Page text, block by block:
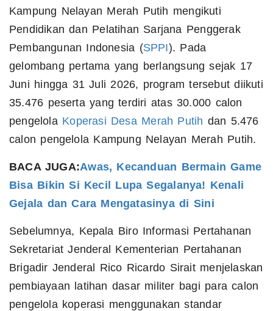
Kampung Nelayan Merah Putih mengikuti
Pendidikan dan Pelatihan Sarjana Penggerak
Pembangunan Indonesia (SPPI). Pada
gelombang pertama yang berlangsung sejak 17
Juni hingga 31 Juli 2026, program tersebut diikuti
35.476 peserta yang terdiri atas 30.000 calon
pengelola Koperasi Desa Merah Putih dan 5.476
calon pengelola Kampung Nelayan Merah Putih.
BACA JUGA:Awas, Kecanduan Bermain Game
Bisa Bikin Si Kecil Lupa Segalanya! Kenali
Gejala dan Cara Mengatasinya di Sini
Sebelumnya, Kepala Biro Informasi Pertahanan
Sekretariat Jenderal Kementerian Pertahanan
Brigadir Jenderal Rico Ricardo Sirait menjelaskan
pembiayaan latihan dasar militer bagi para calon
pengelola koperasi menggunakan standar